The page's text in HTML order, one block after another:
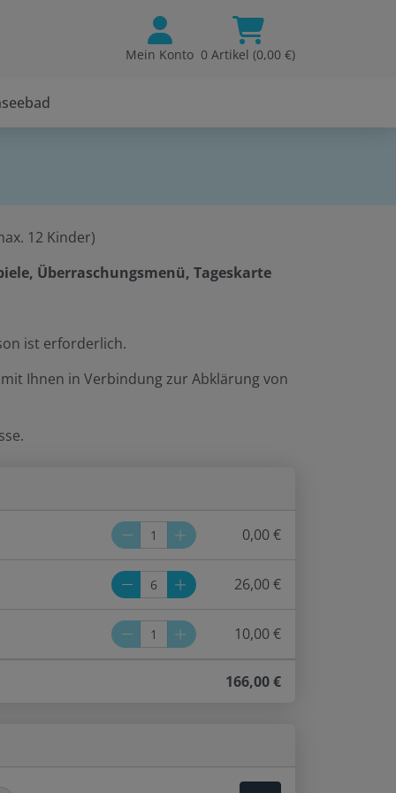
Mein Konto 0 Artikel (0,00 €)
12 Kinder)
Überraschungsmenü, Tageskarte
ist erforderlich.
Ihnen in Verbindung zur Abklärung von
0,00 €
26,00 €
10,00 €
166,00€